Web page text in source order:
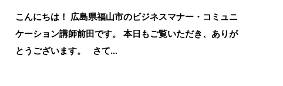
こんにちは！ 広島県福山市のビジネスマナー・コミュニ
ケーション講師前田です。 本日もご覧いただき、ありが
とうございます。 さて...